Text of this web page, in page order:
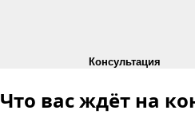
Консультация
Что вас ждёт на